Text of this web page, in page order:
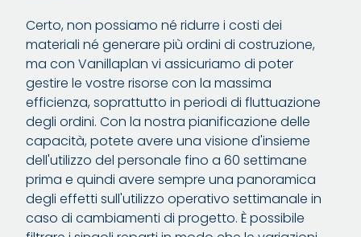
Certo, non possiamo né ridurre i costi dei
materiali né generare più ordini di costruzione,
ma con Vanillaplan vi assicuriamo di poter
gestire le vostre risorse con la massima
efficienza, soprattutto in periodi di fluttuazione
degli ordini. Con la nostra pianificazione delle
capacità, potete avere una visione d'insieme
dell'utilizzo del personale fino a 60 settimane
prima e quindi avere sempre una panoramica
degli effetti sull'utilizzo operativo settimanale in
caso di cambiamenti di progetto. È possibile